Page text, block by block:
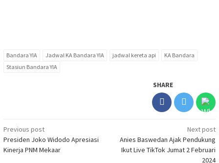
Bandara YIA Jadwal KA Bandara YIA jadwal kereta api
KA Bandara
Stasiun Bandara YIA
SHARE
Post
navigation
Previous post
Presiden Joko Widodo Apresiasi
Kinerja PNM Mekaar
Next post
Anies Baswedan Ajak Pendukung
Ikut Live TikTok Jumat 2 Februari
2024